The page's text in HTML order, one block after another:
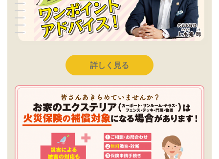
詳しく見る